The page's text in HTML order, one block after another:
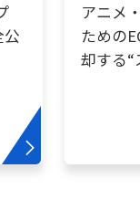
アニメ
ための
却する